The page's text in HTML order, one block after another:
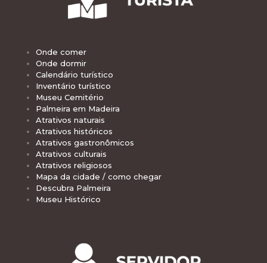
Onde comer
Onde dormir
Calendário turístico
Inventário turístico
Museu Cemitério
Palmeira em Madeira
Atrativos naturais
Atrativos históricos
Atrativos gastronômicos
Atrativos culturais
Atrativos religiosos
Mapa da cidade / como chegar
Descubra Palmeira
Museu Histórico